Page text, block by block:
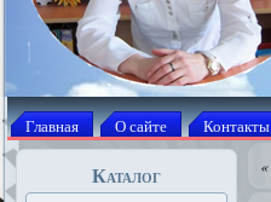
Главная О сайте Контакты
Каталог «